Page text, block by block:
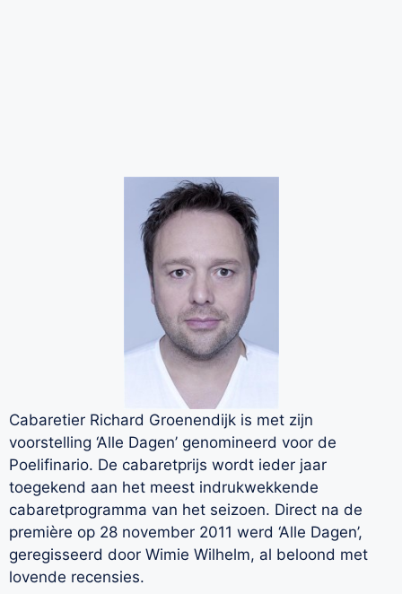
Cabaretier Richard Groenendijk is met zijn
voorstelling ‘Alle Dagen’ genomineerd voor de
Poelifinario. De cabaretprijs wordt ieder jaar
toegekend aan het meest indrukwekkende
cabaretprogramma van het seizoen. Direct na de
première op 28 november 2011 werd ‘Alle Dagen’,
geregisseerd door Wimie Wilhelm, al beloond met
lovende recensies.